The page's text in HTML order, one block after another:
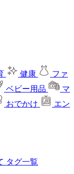
健康
ファ
ベビー用品
マ
おでかけ
エン
タグ一覧